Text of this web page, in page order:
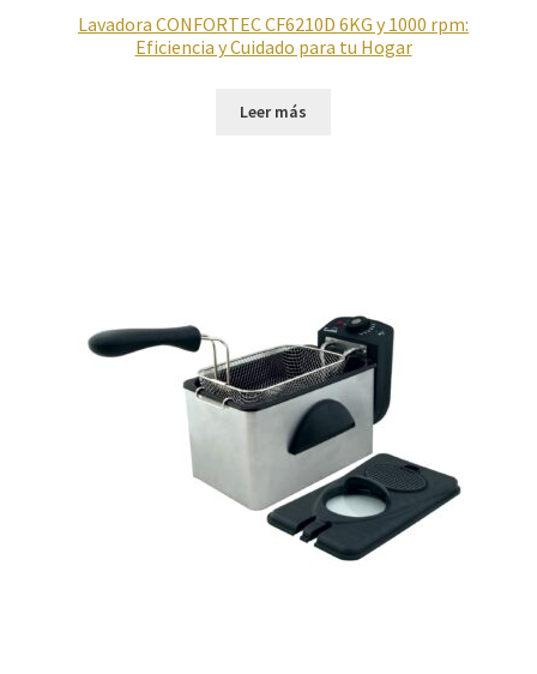
Lavadora CONFORTEC CF6210D 6KG y 1000 rpm:
Eficiencia y Cuidado para tu Hogar
Leer más